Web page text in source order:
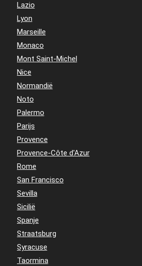
Lazio
Lyon
Marseille
Monaco
Mont Saint-Michel
Nice
Normandië
Noto
Palermo
Parijs
Provence
Provence-Côte d'Azur
Rome
San Francisco
Sevilla
Sicilië
Spanje
Straatsburg
Syracuse
Taormina